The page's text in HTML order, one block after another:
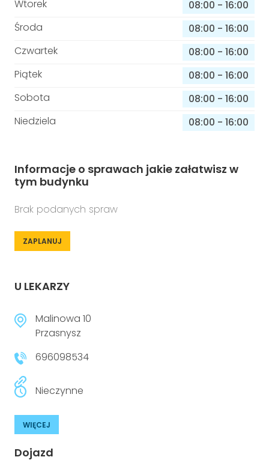
Wtorek 08:00 - 16:00
Środa
08:00 - 16:00
Czwartek
08:00 - 16:00
Piątek
08:00 - 16:00
Sobota
08:00 - 16:00
Niedziela
08:00 - 16:00
Informacje o sprawach jakie załatwisz w
tym budynku
Brak podanych spraw
ZAPLANUJ
U LEKARZY
Malinowa 10
Przasnysz
696098534
Nieczynne
WIĘCEJ
Dojazd